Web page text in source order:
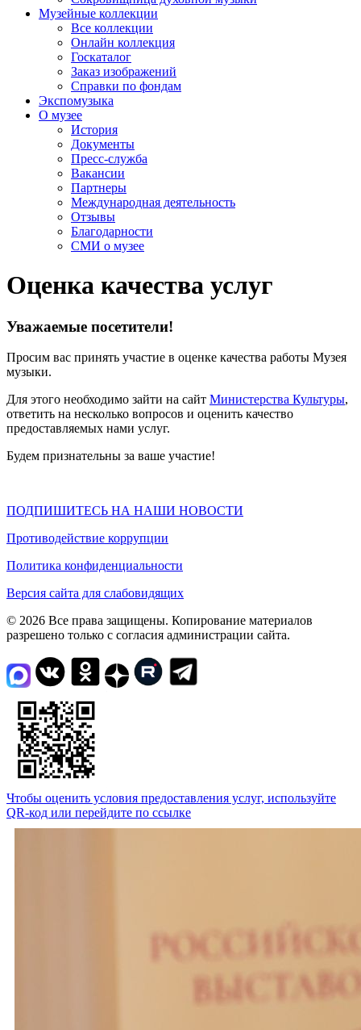
Музейные коллекции
Все коллекции
Онлайн коллекция
Госкаталог
Заказ изображений
Справки по фондам
Экспомузыка
О музее
История
Документы
Пресс-служба
Вакансии
Партнеры
Международная деятельность
Отзывы
Благодарности
СМИ о музее
Оценка качества услуг
Уважаемые посетители!
Просим вас принять участие в оценке качества работы Музея
музыки.
Для этого необходимо зайти на сайт Министерства Культуры,
ответить на несколько вопросов и оценить качество
предоставляемых нами услуг.
Будем признательны за ваше участие!
ПОДПИШИТЕСЬ НА НАШИ НОВОСТИ
Противодействие коррупции
Политика конфиденциальности
Версия сайта для слабовидящих
© 2026 Все права защищены. Копирование материалов
разрешено только с согласия администрации сайта.
Чтобы оценить условия предоставления услуг, используйте
QR-код или перейдите по ссылке